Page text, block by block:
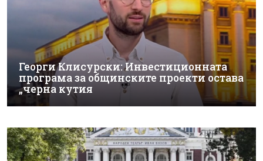
Георги Клисурски: Инвестиционната
програма за общинските проекти остава
„черна кутия